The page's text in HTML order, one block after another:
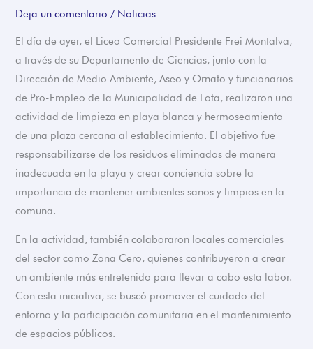
Deja un comentario / Noticias
El día de ayer, el Liceo Comercial Presidente Frei Montalva,
a través de su Departamento de Ciencias, junto con la
Dirección de Medio Ambiente, Aseo y Ornato y funcionarios
de Pro-Empleo de la Municipalidad de Lota, realizaron una
actividad de limpieza en playa blanca y hermoseamiento
de una plaza cercana al establecimiento. El objetivo fue
responsabilizarse de los residuos eliminados de manera
inadecuada en la playa y crear conciencia sobre la
importancia de mantener ambientes sanos y limpios en la
comuna.
En la actividad, también colaboraron locales comerciales
del sector como Zona Cero, quienes contribuyeron a crear
un ambiente más entretenido para llevar a cabo esta labor.
Con esta iniciativa, se buscó promover el cuidado del
entorno y la participación comunitaria en el mantenimiento
de espacios públicos.